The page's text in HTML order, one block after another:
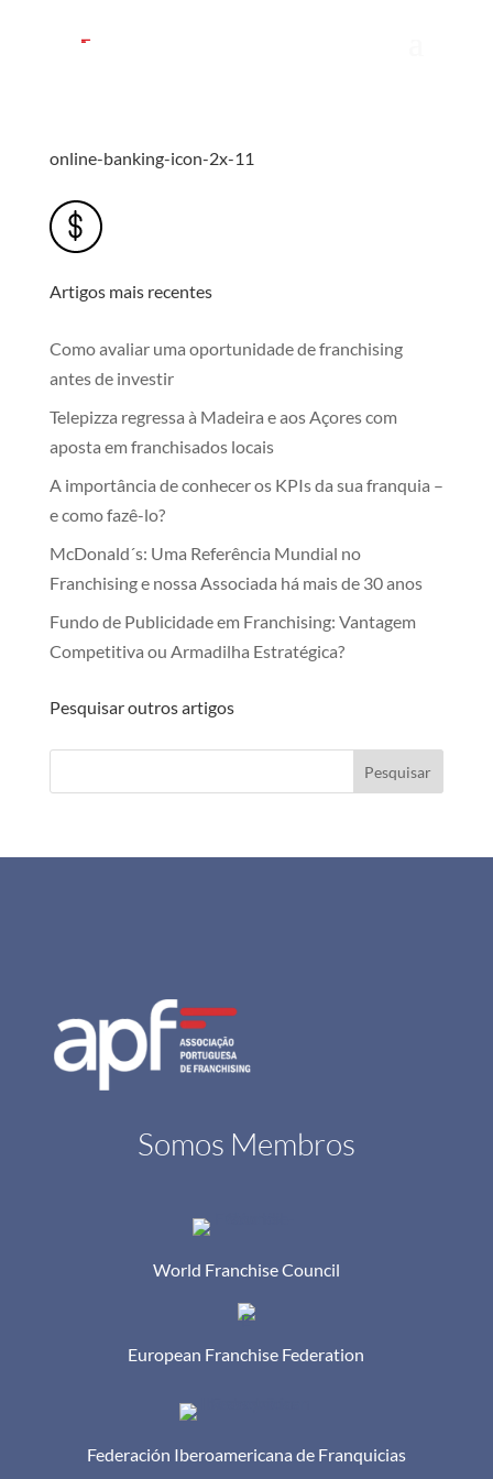
online-banking-icon-2x-11
Artigos mais recentes
Como avaliar uma oportunidade de franchising
antes de investir
Telepizza regressa à Madeira e aos Açores com
aposta em franchisados locais
A importância de conhecer os KPIs da sua franquia –
e como fazê-lo?
McDonald´s: Uma Referência Mundial no
Franchising e nossa Associada há mais de 30 anos
Fundo de Publicidade em Franchising: Vantagem
Competitiva ou Armadilha Estratégica?
Pesquisar outros artigos
Pesquisar
Somos Membros
World Franchise Council
European Franchise Federation
Federación Iberoamericana de Franquicias